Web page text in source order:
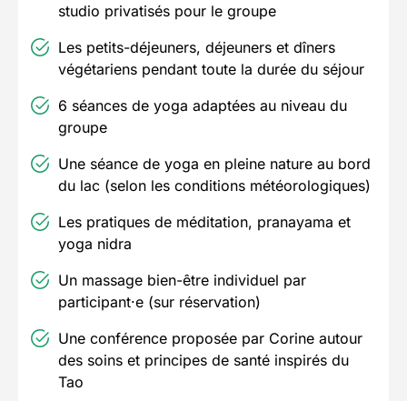
studio privatisés pour le groupe
Les petits-déjeuners, déjeuners et dîners
végétariens pendant toute la durée du séjour
6 séances de yoga adaptées au niveau du
groupe
Une séance de yoga en pleine nature au bord
du lac (selon les conditions météorologiques)
Les pratiques de méditation, pranayama et
yoga nidra
Un massage bien-être individuel par
participant·e (sur réservation)
Une conférence proposée par Corine autour
des soins et principes de santé inspirés du
Tao